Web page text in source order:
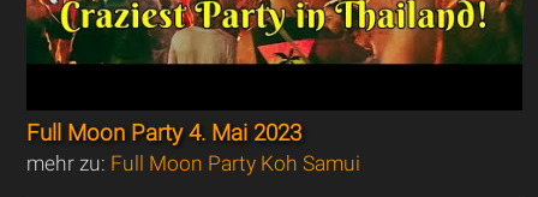
Full Moon Party 4. Mai 2023
mehr zu: Full Moon Party Koh Samui